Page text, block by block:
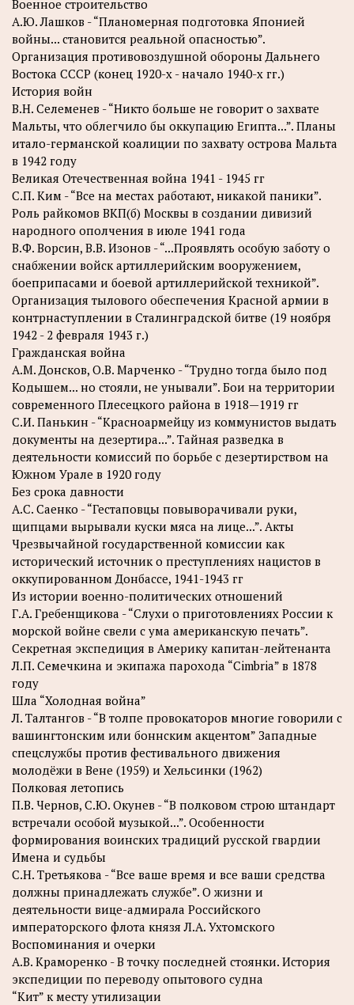
Военное строительство
A.Ю. Лашков - “Планомерная подготовка Японией
войны... становится реальной опасностью”.
Организация противовоздушной обороны Дальнего
Востока СССР (конец 1920-х - начало 1940-х гг.)
История войн
B.H. Селеменев - “Никто больше не говорит о захвате
Мальты, что облегчило бы оккупацию Египта...”. Планы
итало-германской коалиции по захвату острова Мальта
в 1942 году
Великая Отечественная война 1941 - 1945 гг
C.П. Ким - “Все на местах работают, никакой паники”.
Роль райкомов ВКП(б) Москвы в создании дивизий
народного ополчения в июле 1941 года
B.Ф. Ворсин, В.В. Изонов - “...Проявлять особую заботу о
снабжении войск артиллерийским вооружением,
боеприпасами и боевой артиллерийской техникой”.
Организация тылового обеспечения Красной армии в
контрнаступлении в Сталинградской битве (19 ноября
1942 - 2 февраля 1943 г.)
Гражданская война
А.М. Донсков, О.В. Марченко - “Трудно тогда было под
Кодышем... но стояли, не унывали”. Бои на территории
современного Плесецкого района в 1918—1919 гг
C.И. Панькин - “Красноармейцу из коммунистов выдать
документы на дезертира...”. Тайная разведка в
деятельности комиссий по борьбе с дезертирством на
Южном Урале в 1920 году
Без срока давности
А.С. Саенко - “Гестаповцы повыворачивали руки,
щипцами вырывали куски мяса на лице...”. Акты
Чрезвычайной государственной комиссии как
исторический источник о преступлениях нацистов в
оккупированном Донбассе, 1941-1943 гг
Из истории военно-политических отношений
Г.А. Гребенщикова - “Слухи о приготовлениях России к
морской войне свели с ума американскую печать”.
Секретная экспедиция в Америку капитан-лейтенанта
Л.П. Семечкина и экипажа парохода “Cimbria” в 1878
году
Шла “Холодная война”
Л. Талтангов - “В толпе провокаторов многие говорили с
вашингтонским или боннским акцентом” Западные
спецслужбы против фестивального движения
молодёжи в Вене (1959) и Хельсинки (1962)
Полковая летопись
П.В. Чернов, С.Ю. Окунев - “В полковом строю штандарт
встречали особой музыкой...”. Особенности
формирования воинских традиций русской гвардии
Имена и судьбы
С.Н. Третьякова - “Все ваше время и все ваши средства
должны принадлежать службе”. О жизни и
деятельности вице-адмирала Российского
императорского флота князя Л.А. Ухтомского
Воспоминания и очерки
А.В. Краморенко - В точку последней стоянки. История
экспедиции по переводу опытового судна
“Кит” к месту утилизации